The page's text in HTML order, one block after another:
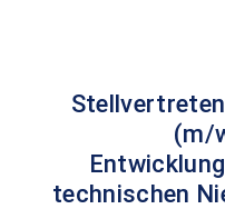
(m/
technischen